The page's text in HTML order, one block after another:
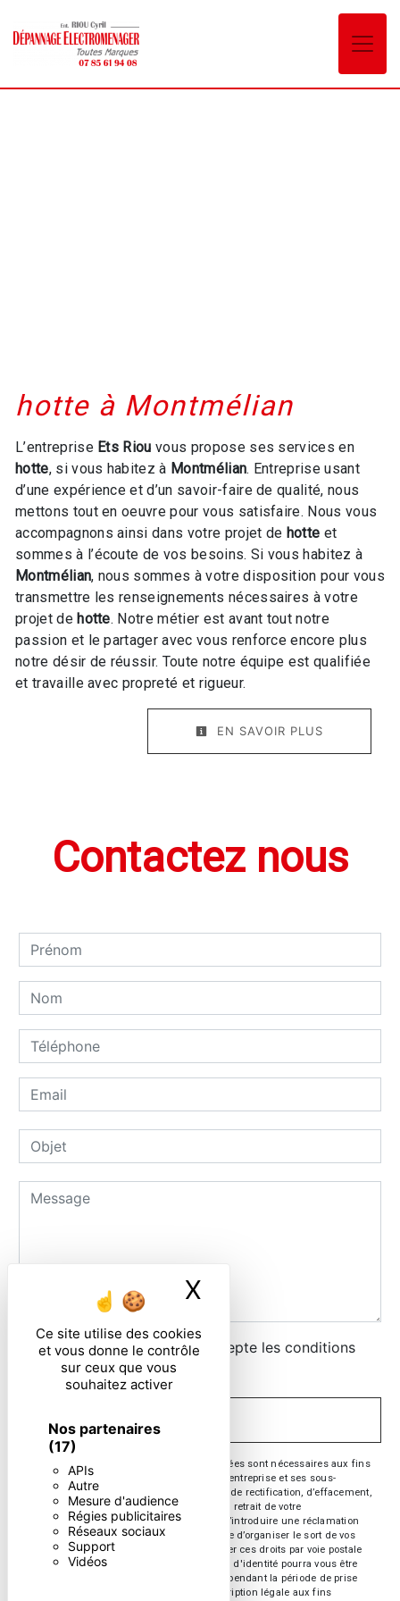
Ce site utilise des cookies
et vous donne le contrôle
sur ceux que vous
souhaitez activer
Nos partenaires
(17)
APIs
Autre
Mesure d'audience
Régies publicitaires
Réseaux sociaux
Support
Vidéos
X
hotte à Montmélian
L’entreprise Ets Riou vous propose ses services en
hotte, si vous habitez à Montmélian. Entreprise usant
d’une expérience et d’un savoir-faire de qualité, nous
mettons tout en oeuvre pour vous satisfaire. Nous vous
accompagnons ainsi dans votre projet de hotte et
sommes à l’écoute de vos besoins. Si vous habitez à
Montmélian, nous sommes à votre disposition pour vous
transmettre les renseignements nécessaires à votre
projet dehotte. Notre métier est avant tout notre
passion et le partager avec vous renforce encore plus
notre désir de réussir. Toute notre équipe est qualifiée
et travaille avec propreté et rigueur.
EN SAVOIR PLUS
Contactez nous
En cochant cette case, j'accepte les conditions
particulières ci-dessous **
** Les données personnelles communiquées sont nécessaires aux fins
de vous contacter. Elles sont destinées à l'entreprise et ses sous-
traitants. Vous disposez de droits d’accès, de rectification, d’effacement,
de portabilité, de limitation, d’opposition, de retrait de votre
consentement à tout moment et du droit d’introduire une réclamation
auprès d’une autorité de contrôle, ainsi que d’organiser le sort de vos
données post-mortem. Vous pouvez exercer ces droits par voie postale
ou par courrier électronique. Un justificatif d'identité pourra vous être
demandé. Nous conservons vos données pendant la période de prise
de contact puis pendant la durée de prescription légale aux fins